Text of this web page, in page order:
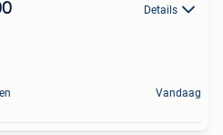
Details
Vandaag